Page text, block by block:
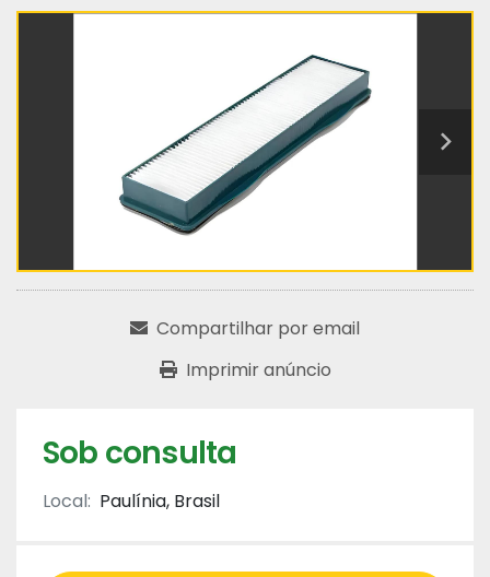
Compartilhar por email
Imprimir anúncio
Sob consulta
Local: Paulínia, Brasil